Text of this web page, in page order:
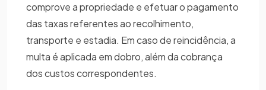
comprove a propriedade e efetuar o pagamento
das taxas referentes ao recolhimento,
transporte e estadia. Em caso de reincidência, a
multa é aplicada em dobro, além da cobrança
dos custos correspondentes.